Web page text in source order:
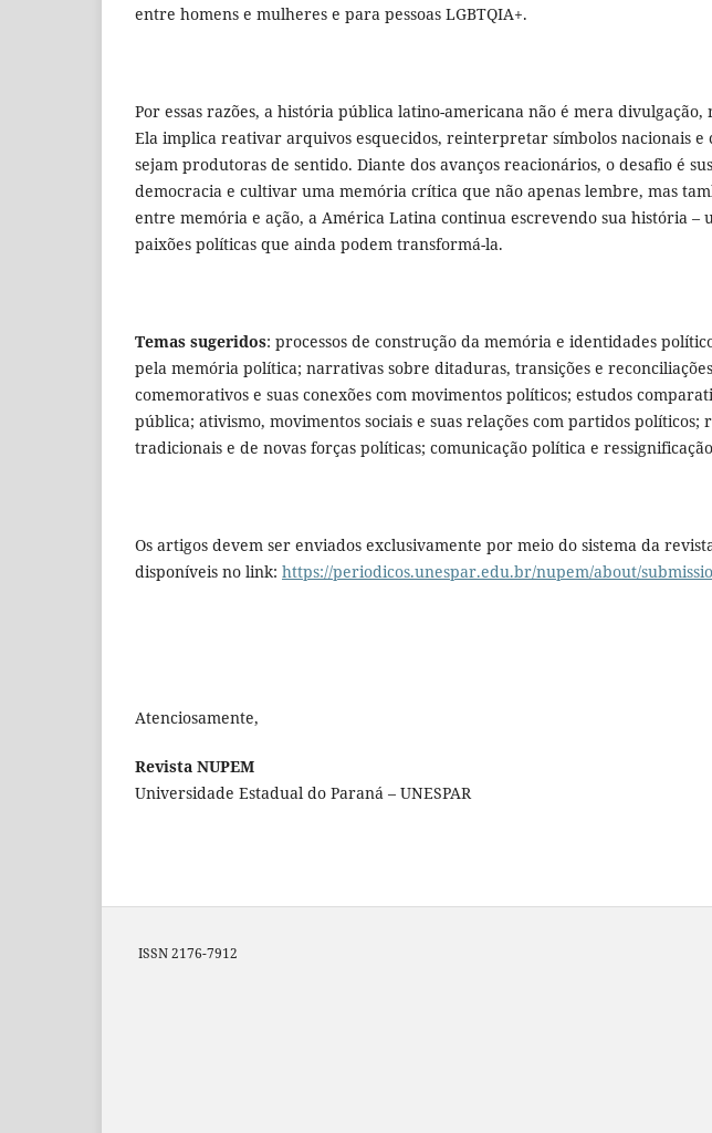
entre homens e mulheres e para pessoas LGBTQIA+.
Por essas razões, a história pública latino-americana não é mera
Ela implica reativar arquivos esquecidos, reinterpretar símbolos nacionais e
sejam produtoras de sentido. Diante dos avanços reacionários, o desafio é
democracia e cultivar uma memória crítica que não apenas lembre, mas
entre memória e ação, a América Latina continua escrevendo sua história –
paixões políticas que ainda podem transformá-la.
Temas sugeridos: processos de construção da memória e identidades
pela memória política; narrativas sobre ditaduras, transições e
comemorativos e suas conexões com movimentos políticos; estudos
pública; ativismo, movimentos sociais e suas relações com partidos
tradicionais e de novas forças políticas; comunicação política e
Os artigos devem ser enviados exclusivamente por meio do sistema da
disponíveis no link: https://periodicos.unespar.edu.br/nupem/about/
Atenciosamente,
Revista NUPEM
Universidade Estadual do Paraná – UNESPAR
ISSN 2176-7912